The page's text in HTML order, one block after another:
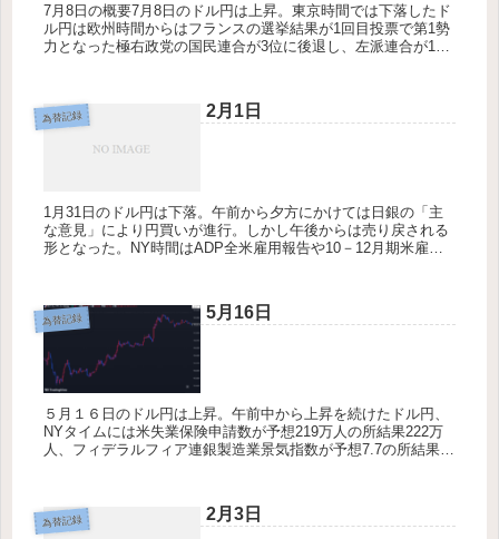
7月8日の概要7月8日のドル円は上昇。東京時間では下落したド
ル円は欧州時間からはフランスの選挙結果が1回目投票で第1勢
力となった極右政党の国民連合が3位に後退し、左派連合が1位
為替記録 2月1日
1月31日のドル円は下落。午前から夕方にかけては日銀の「主
な意見」により円買いが進行。しかし午後からは売り戻される
形となった。NY時間はADP全米雇用報告や10－12月期米雇用
為替記録 5月16日
５月１６日のドル円は上昇。午前中から上昇を続けたドル円、
NYタイムには米失業保険申請数が予想219万人の所結果222万
人、フィデラルフィア連銀製造業景気指数が予想7.7の所結果
為替記録 2月3日